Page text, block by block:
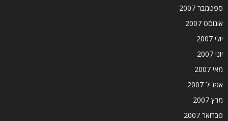
ספטמבר 2007
אוגוסט 2007
יולי 2007
יוני 2007
מאי 2007
אפריל 2007
מרץ 2007
פברואר 2007